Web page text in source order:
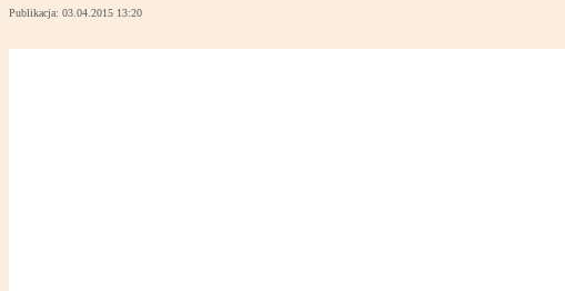
Publikacja: 03.04.2015 13:20